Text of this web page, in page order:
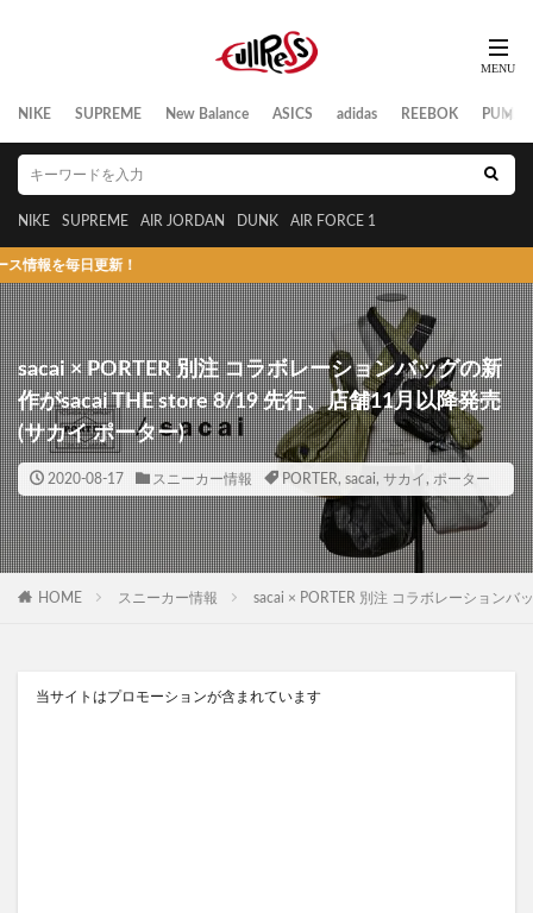
NIKE SUPREME New Balance ASICS adidas REEBOK PUMA
NIKE SUPREME AIR JORDAN DUNK AIR FORCE 1
日更新！
sacai × PORTER 別注 コラボレーションバッグの新
作がsacai THE store 8/19 先行、店舗11月以降発売
(サカイ ポーター)
2020-08-17 スニーカー情報 PORTER, sacai, サカイ , ポーター
HOME スニーカー情報 sacai × PORTER 別注 コラボレーションバ
当サイトはプロモーションが含まれています